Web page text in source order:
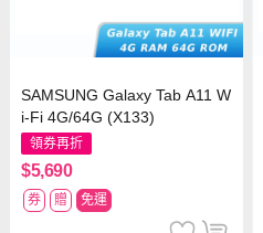
SAMSUNG Galaxy Tab A11 W
i-Fi 4G/64G (X133)
領券再折
$5,690
券 贈 免運